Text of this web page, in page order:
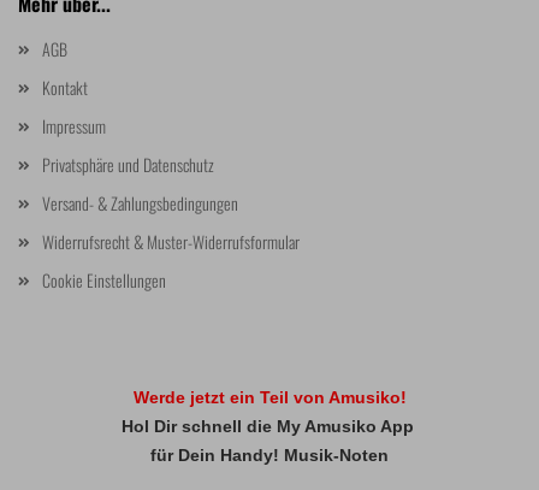
AGB
Kontakt
Impressum
Privatsphäre und Datenschutz
Versand- & Zahlungsbedingungen
Widerrufsrecht & Muster-Widerrufsformular
Cookie Einstellungen
Werde jetzt ein Teil von Amusiko!
Hol Dir schnell die My Amusiko App
für Dein Handy! Musik-Noten